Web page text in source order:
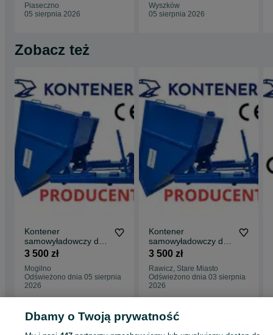
Piaseczno
05 sierpnia 2026
Wyszków
05 sierpnia 2026
Zobacz też
Kontener
samowyładowczy do
wózka widłowego na
3 500 zł
Mogilno
Odświeżono dnia 05 sierpnia
2026
Kontener
samowyładowczy do
wózka widłowego na
WYWROTKA
3 500 zł
Rawicz, Stare Miasto
Odświeżono dnia 03 sierpnia
2026
Dbamy o Twoją prywatność